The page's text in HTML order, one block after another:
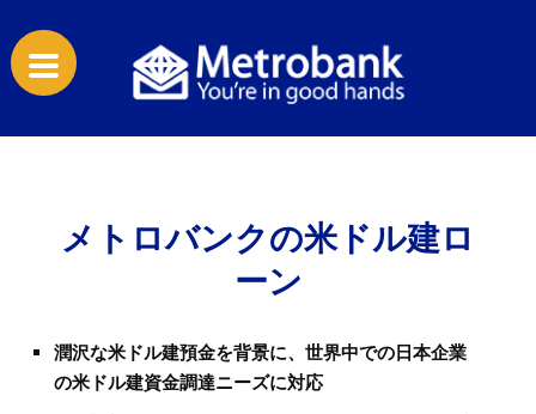
メトロバンクの米ドル建ロ
ーン
潤沢な米ドル建預金を背景に、世界中での日本企業
の米ドル建資金調達ニーズに対応